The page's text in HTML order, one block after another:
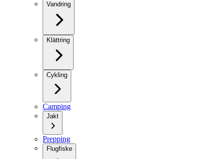
Vandring
Klättring
Cykling
Camping
Jakt
Prepping
Flugfiske